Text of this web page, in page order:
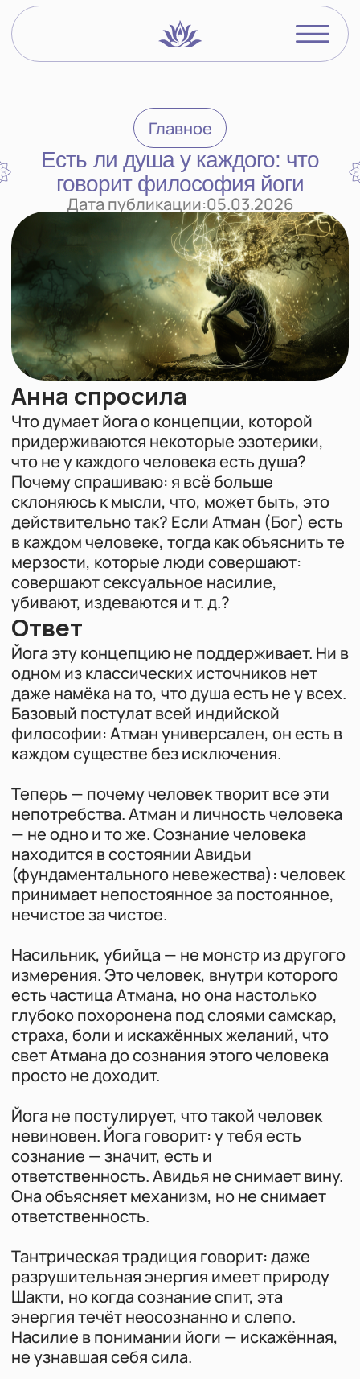
Видеокурсы
О преподавателе
Войти в ЛК
Йогический блог
Видеокурсы
Есть ли душа у каждого: что
говорит философия йоги
Дата публикации:05.03.2026
Анна спросила
Что думает йога о концепции, которой
придерживаются некоторые эзотерики,
что не у каждого человека есть душа?
Почему спрашиваю: я всё больше
склоняюсь к мысли, что, может быть, это
действительно так? Если Атман (Бог) есть
в каждом человеке, тогда как объяснить те
мерзости, которые люди совершают:
совершают сексуальное насилие,
убивают, издеваются и т. д.?
Ответ
Йога эту концепцию не поддерживает. Ни в
одном из классических источников нет
даже намёка на то, что душа есть не у всех.
Базовый постулат всей индийской
философии: Атман универсален, он есть в
каждом существе без исключения.
Теперь — почему человек творит все эти
непотребства. Атман и личность человека
— не одно и то же. Сознание человека
находится в состоянии Авидьи
(фундаментального невежества): человек
принимает непостоянное за постоянное,
нечистое за чистое.
Насильник, убийца — не монстр из другого
измерения. Это человек, внутри которого
есть частица Атмана, но она настолько
глубоко похоронена под слоями самскар,
страха, боли и искажённых желаний, что
свет Атмана до сознания этого человека
просто не доходит.
Йога не постулирует, что такой человек
невиновен. Йога говорит: у тебя есть
сознание — значит, есть и
ответственность. Авидья не снимает вину.
Она объясняет механизм, но не снимает
ответственность.
Тантрическая традиция говорит: даже
разрушительная энергия имеет природу
Шакти, но когда сознание спит, эта
Насилие в понимании йоги — искажённая,
не узнавшая себя сила.
Единственный реальный способ не
впустить зло в свою жизнь — работа с
собственным сознанием. Йога —
инструмент для работы с собственным
сознанием.
Будьте в курсе всех новостей
Узнавайте первыми о событиях и
акциях
Мы в соц.сетях
YouTube
Telegram
рассылок
Подписаться